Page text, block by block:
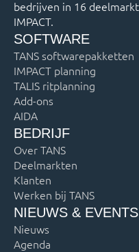
bedrijven in 16
IMPACT.
SOFTWARE
TANS softwarepakketten
IMPACT planning
TALIS ritplanning
Add-ons
AIDA
BEDRIJF
Over TANS
Deelmarkten
Klanten
Werken bij TANS
NIEUWS & EVENTS
Nieuws
Agenda